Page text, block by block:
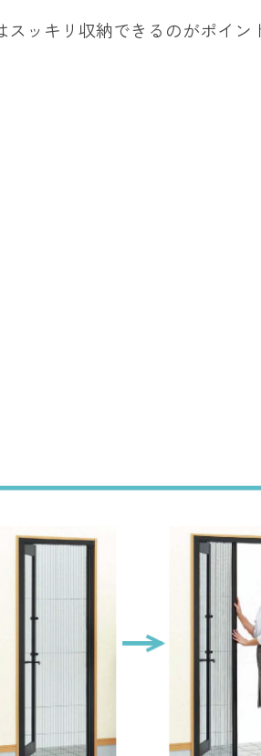
ッキリ収納できるのがポイン